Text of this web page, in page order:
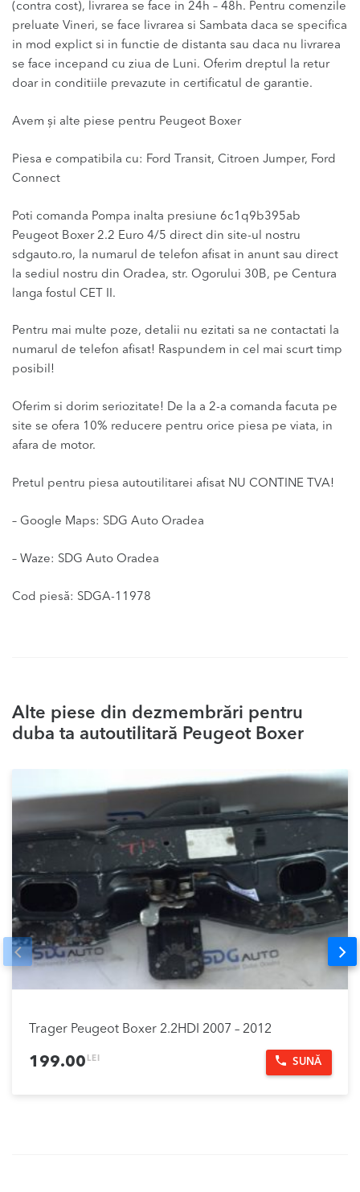
(contra cost), livrarea se face in 24h – 48h. Pentru comenzile
preluate Vineri, se face livrarea si Sambata daca se specifica
in mod explict si in functie de distanta sau daca nu livrarea
se face incepand cu ziua de Luni. Oferim dreptul la retur
doar in conditiile prevazute in certificatul de garantie.
Avem și alte piese pentru Peugeot Boxer
Piesa e compatibila cu: Ford Transit, Citroen Jumper, Ford
Connect
Poti comanda Pompa inalta presiune 6c1q9b395ab
Peugeot Boxer 2.2 Euro 4/5 direct din site-ul nostru
sdgauto.ro, la numarul de telefon afisat in anunt sau direct
la sediul nostru din Oradea, str. Ogorului 30B, pe Centura
langa fostul CET II.
Pentru mai multe poze, detalii nu ezitati sa ne contactati la
numarul de telefon afisat! Raspundem in cel mai scurt timp
posibil!
Oferim si dorim seriozitate! De la a 2-a comanda facuta pe
site se ofera 10% reducere pentru orice piesa pe viata, in
afara de motor.
Pretul pentru piesa autoutilitarei afisat NU CONTINE TVA!
– Google Maps: SDG Auto Oradea
– Waze: SDG Auto Oradea
Cod piesă: SDGA-11978
Alte piese din dezmembrări pentru
duba ta autoutilitară Peugeot Boxer
Trager Peugeot Boxer 2.2HDI 2007 – 2012
199.00 LEI SUNĂ
Prev